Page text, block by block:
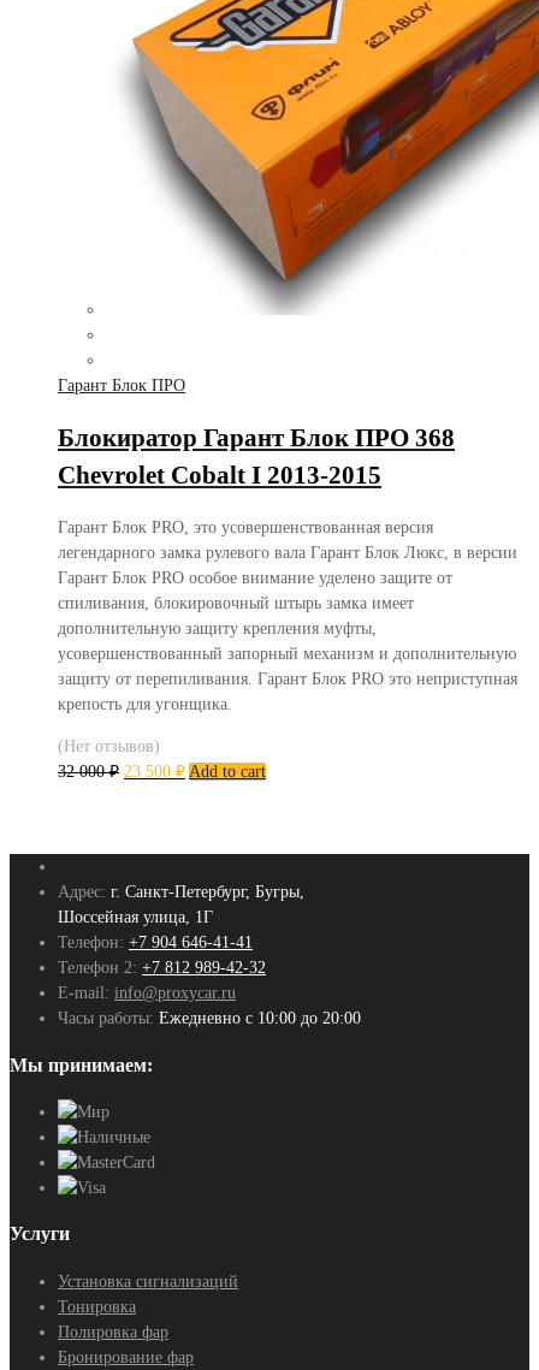
Гарант Блок ПРО
Блокиратор Гарант Блок ПРО 368
Chevrolet Cobalt I 2013-2015
Гарант Блок PRO, это усовершенствованная версия
легендарного замка рулевого вала Гарант Блок Люкс, в версии
Гарант Блок PRO особое внимание уделено защите от
спиливания, блокировочный штырь замка имеет
дополнительную защиту крепления муфты,
усовершенствованный запорный механизм и дополнительную
защиту от перепиливания. Гарант Блок PRO это неприступная
крепость для угонщика.
(Нет отзывов)
32 000₽ 23 500 ₽ Add to cart
Адрес: г. Санкт-Петербург, Бугры,
Шоссейная улица, 1Г
Телефон: +7 904 646-41-41
Телефон 2: +7 812 989-42-32
E-mail: info@proxycar.ru
Часы работы: Ежедневно с 10:00 до 20:00
Мы принимаем:
Услуги
Установка сигнализаций
Тонировка
Полировка фар
Бронирование фар